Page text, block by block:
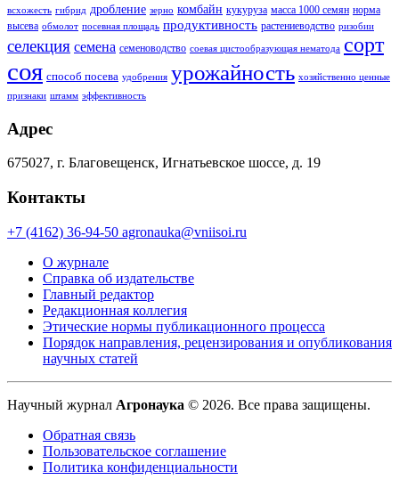
всхожесть гибрид дробление зерно комбайн кукуруза масса 1000 семян норма
высева обмолот посевная площадь продуктивность растениеводство ризобии
селекция семена семеноводство соевая цистообразующая нематода сорт
соя способ посева удобрения урожайность хозяйственно ценные
признаки штамм эффективность
Адрес
675027, г. Благовещенск, Игнатьевское шоссе, д. 19
Контакты
+7 (4162) 36-94-50 agronauka@vniisoi.ru
О журнале
Справка об издательстве
Главный редактор
Редакционная коллегия
Этические нормы публикационного процесса
Порядок направления, рецензирования и опубликования
научных статей
Научный журнал Агронаука © 2026. Все права защищены.
Обратная связь
Пользовательское соглашение
Политика конфиденциальности